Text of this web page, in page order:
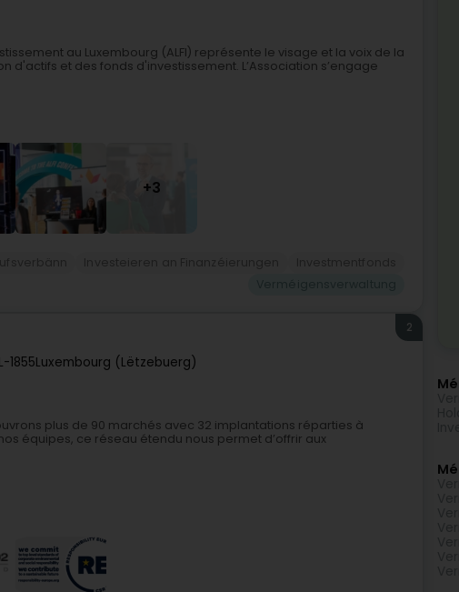
au Luxembourg (ALFI) représente le visage et la voix de la
et des fonds d'investissement. L’Association s’engage
+3
L-1855Luxembourg (Lëtzebuerg)
2
plus de 90 marchés avec 32 implantations réparties à
équipes, ce réseau étendu nous permet d’offrir aux